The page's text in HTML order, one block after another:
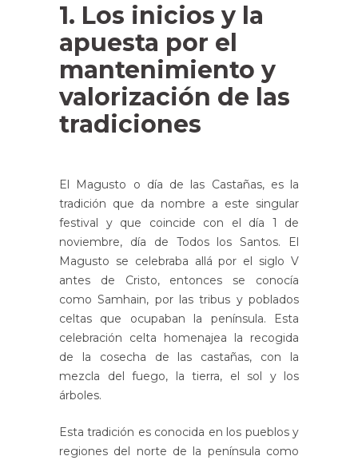
1. Los inicios y la
apuesta por el
mantenimiento y
valorización de las
tradiciones
El Magusto o día de las Castañas, es la
tradición que da nombre a este singular
festival y que coincide con el día 1 de
noviembre, día de Todos los Santos. El
Magusto se celebraba allá por el siglo V
antes de Cristo, entonces se conocía
como Samhain, por las tribus y poblados
celtas que ocupaban la península. Esta
celebración celta homenajea la recogida
de la cosecha de las castañas, con la
mezcla del fuego, la tierra, el sol y los
árboles.
Esta tradición es conocida en los pueblos y
regiones del norte de la península como